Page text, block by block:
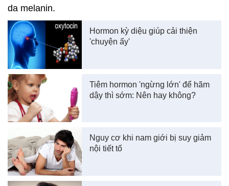
da melanin.
Hormon kỳ diệu giúp cải thiện
'chuyện ấy'
Tiêm hormon 'ngừng lớn' để hãm
dậy thì sớm: Nên hay không?
Nguy cơ khi nam giới bị suy giảm
nội tiết tố